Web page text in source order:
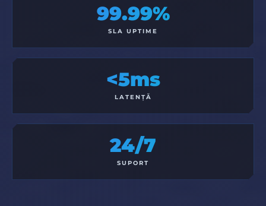
99.99%
SLA UPTIME
<5ms
LATENȚĂ
24/7
SUPORT